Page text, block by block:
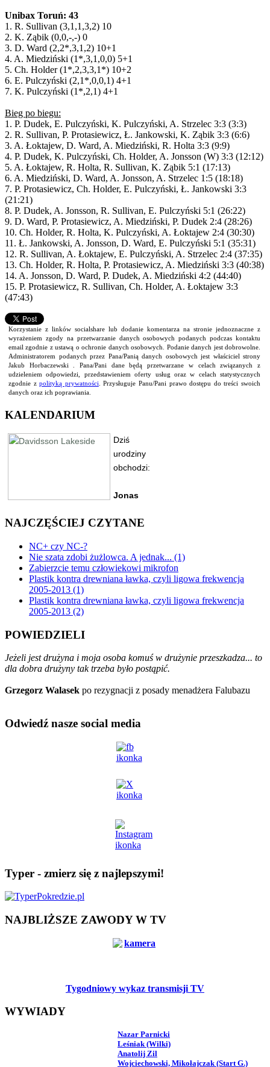
Unibax Toruń: 43
1. R. Sullivan (3,1,1,3,2) 10
2. K. Ząbik (0,0,-,-) 0
3. D. Ward (2,2*,3,1,2) 10+1
4. A. Miedziński (1*,3,1,0,0) 5+1
5. Ch. Holder (1*,2,3,3,1*) 10+2
6. E. Pulczyński (2,1*,0,0,1) 4+1
7. K. Pulczyński (1*,2,1) 4+1
Bieg po biegu:
1. P. Dudek, E. Pulczyński, K. Pulczyński, A. Strzelec 3:3 (3:3)
2. R. Sullivan, P. Protasiewicz, Ł. Jankowski, K. Ząbik 3:3 (6:6)
3. A. Łoktajew, D. Ward, A. Miedziński, R. Holta 3:3 (9:9)
4. P. Dudek, K. Pulczyński, Ch. Holder, A. Jonsson (W) 3:3 (12:12)
5. A. Łoktajew, R. Holta, R. Sullivan, K. Ząbik 5:1 (17:13)
6. A. Miedziński, D. Ward, A. Jonsson, A. Strzelec 1:5 (18:18)
7. P. Protasiewicz, Ch. Holder, E. Pulczyński, Ł. Jankowski 3:3
(21:21)
8. P. Dudek, A. Jonsson, R. Sullivan, E. Pulczyński 5:1 (26:22)
9. D. Ward, P. Protasiewicz, A. Miedziński, P. Dudek 2:4 (28:26)
10. Ch. Holder, R. Holta, K. Pulczyński, A. Łoktajew 2:4 (30:30)
11. Ł. Jankowski, A. Jonsson, D. Ward, E. Pulczyński 5:1 (35:31)
12. R. Sullivan, A. Łoktajew, E. Pulczyński, A. Strzelec 2:4 (37:35)
13. Ch. Holder, R. Holta, P. Protasiewicz, A. Miedziński 3:3 (40:38)
14. A. Jonsson, D. Ward, P. Dudek, A. Miedziński 4:2 (44:40)
15. P. Protasiewicz, R. Sullivan, Ch. Holder, A. Łoktajew 3:3
(47:43)
Korzystanie z linków socialshare lub dodanie komentarza na stronie jednoznaczne z
wyrażeniem zgody na przetwarzanie danych osobowych podanych podczas kontaktu
email zgodnie z ustawą o ochronie danych osobowych. Podanie danych jest dobrowolne.
Administratorem podanych przez Pana/Panią danych osobowych jest właściciel strony
Jakub Horbaczewski . Pana/Pani dane będą przetwarzane w celach związanych z
udzieleniem odpowiedzi, przedstawieniem oferty usług oraz w celach statystycznych
zgodnie zpolityką prywatności . Przysługuje Panu/Pani prawo dostępu do treści swoich
danych oraz ich poprawiania.
KALENDARIUM
NAJCZĘŚCIEJ CZYTANE
NC+ czy NC-?
Nie szata zdobi żużlowca. A jednak... (1)
Zabierzcie temu człowiekowi mikrofon
Plastik kontra drewniana ławka, czyli ligowa frekwencja
2005-2013 (1)
Plastik kontra drewniana ławka, czyli ligowa frekwencja
2005-2013 (2)
POWIEDZIELI
Jeżeli jest drużyna i moja osoba komuś w drużynie przeszkadza... to
dla dobra drużyny tak trzeba było postąpić.
Grzegorz Walasek po rezygnacji z posady menadżera Falubazu
Odwiedź nasze social media
Typer - zmierz się z najlepszymi!
NAJBLIŻSZE ZAWODY W TV
Tygodniowy wykaz transmisji TV
WYWIADY
Nazar Parnicki
Leśniak (Wilki)
Anatolij Zil
Wojciechowski, Mikołajczak (Start G.)